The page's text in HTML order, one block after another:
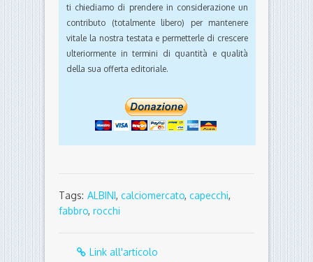
ti chiediamo di prendere in considerazione un
contributo (totalmente libero) per mantenere
vitale la nostra testata e permetterle di crescere
ulteriormente in termini di quantità e qualità
della sua offerta editoriale.
Tags: ALBINI, calciomercato, capecchi,
fabbro, rocchi
Link all'articolo